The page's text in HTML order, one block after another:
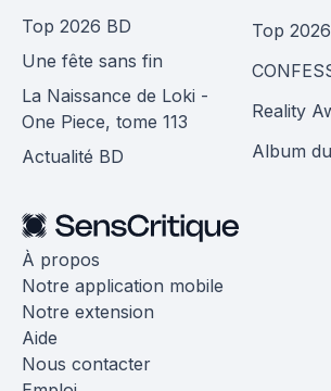
Top 2026 BD
Une fête sans fin
La Naissance de Loki -
One Piece, tome 113
Actualité BD
Top
Reality
Album
À propos
Notre application mobile
Notre extension
Aide
Nous contacter